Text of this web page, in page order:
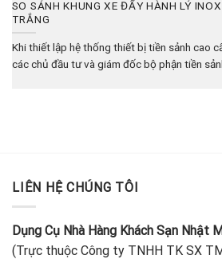
SO SÁNH KHUNG XE ĐẨY HÀNH LÝ
TRẮNG
Khi thiết lập hệ thống thiết bị tiền sảnh cao
các chủ đầu tư và giám đốc bộ phận tiền
LIÊN HỆ CHÚNG TÔI
Dụng Cụ Nhà Hàng Khách Sạn Nhật
(Trực thuộc Công ty TNHH TK SX